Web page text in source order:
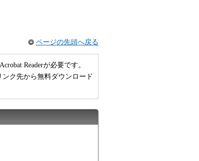
ページの先頭へ戻る
Readerが必要です。
ンク先から無料ダウンロード